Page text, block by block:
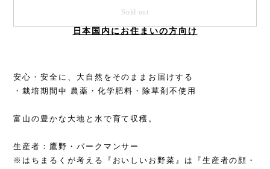
Sold out
日本国内にお住まいの方向け
安心・安全に、大自然をそのままお届けする
・栽培期間中 農薬・化学肥料・除草剤不使用
富山の豊かな大地と水で育て収穫。
生産者：鷹野・パークマンサー
※はちまるくが考える『おいしいお野菜』は『生産者の顔・